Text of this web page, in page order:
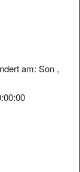
am: Son ,